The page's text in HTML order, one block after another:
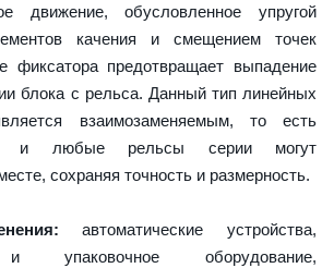
движение, обусловленное упругой
качения и смещением точек
фиксатора предотвращает выпадение
блока с рельса. Данный тип линейных
взаимозаменяемым, то есть
и любые рельсы серии могут
сохраняя точность и размерность.
автоматические устройства,
и упаковочное оборудование,